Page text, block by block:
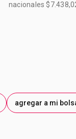
nacionales
agregar a mi